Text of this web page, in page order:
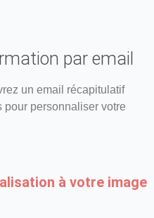
par email
un email récapitulatif
personnaliser votre
à votre image